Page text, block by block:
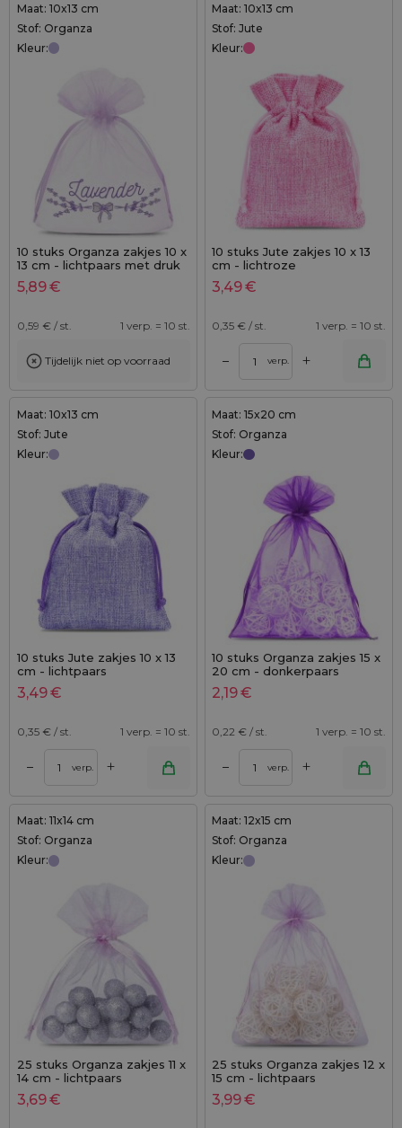
Maat: 10x13 cm
Stof: Organza
Kleur:
10 stuks Organza zakjes 10 x
13 cm - lichtpaars met druk
(lavendel)
5,89€
0,59 € / st. 1 verp. = 10 st.
Tijdelijk niet op voorraad
Maat: 10x13 cm
Stof: Jute
Kleur:
10 stuks Jute zakjes 10 x 13
cm - lichtroze
3,49€
0,35 € / st. 1 verp. = 10 st.
– verp. +
Maat: 10x13 cm
Stof: Jute
Kleur:
10 stuks Jute zakjes 10 x 13
cm - lichtpaars
3,49€
0,35 € / st. 1 verp. = 10 st.
– verp. +
Maat: 15x20 cm
Stof: Organza
Kleur:
10 stuks Organza zakjes 15 x
20 cm - donkerpaars
2,19€
0,22 € / st. 1 verp. = 10 st.
– verp. +
Maat: 11x14 cm
Stof: Organza
Kleur:
25 stuks Organza zakjes 11 x
14 cm - lichtpaars
3,69€
Maat: 12x15 cm
Stof: Organza
Kleur:
25 stuks Organza zakjes 12 x
15 cm - lichtpaars
3,99€